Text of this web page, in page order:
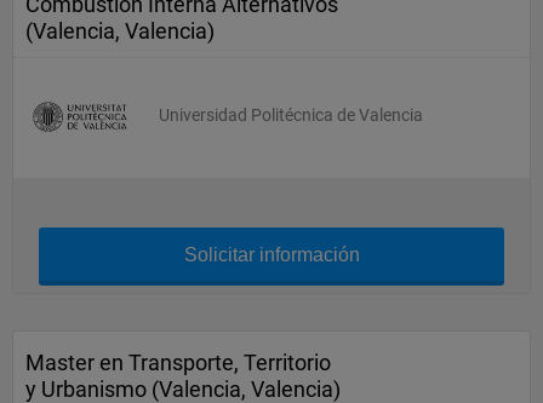
(Valencia, Valencia)
Universidad Politécnica de Valencia
Solicitar información
Master en Transporte, Territorio
y Urbanismo (Valencia, Valencia)